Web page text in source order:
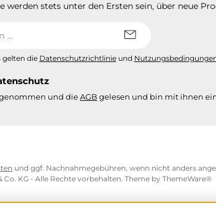
stets unter den Ersten sein, über neue
gelten die Datenschutzrichtlinieund
und dieAGB gelesen und bin mit ihnen
und ggf. Nachnahmegebühren, wenn nicht anders
KG - Alle Rechte vorbehalten. Theme by ThemeWare®